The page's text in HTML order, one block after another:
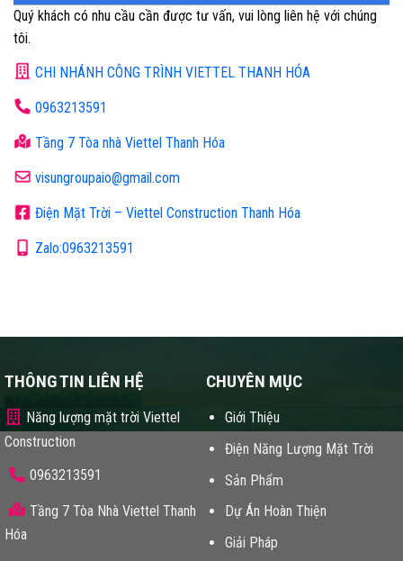
Quý khách có nhu cầu cần được tư vấn, vui lòng liên hệ với chúng
tôi.
CHI NHÁNH CÔNG TRÌNH VIETTEL THANH HÓA
0963213591
Tầng 7 Tòa nhà Viettel Thanh Hóa
visungroupaio@gmail.com
Điện Mặt Trời – Viettel Construction Thanh Hóa
Zalo:0963213591
THÔNG TIN LIÊN HỆ
Năng lượng mặt trời Viettel
Construction
0963213591
Tầng 7 Tòa Nhà Viettel Thanh
Hóa
CHUYÊN MỤC
Giới Thiệu
Điện Năng Lượng Mặt Trời
Sản Phẩm
Dự Án Hoàn Thiện
Giải Pháp